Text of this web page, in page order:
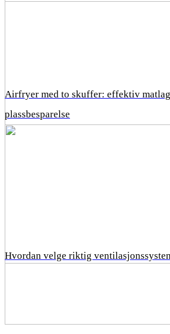
Airfryer med to skuffer: effektiv
plassbesparelse
Hvordan velge riktig